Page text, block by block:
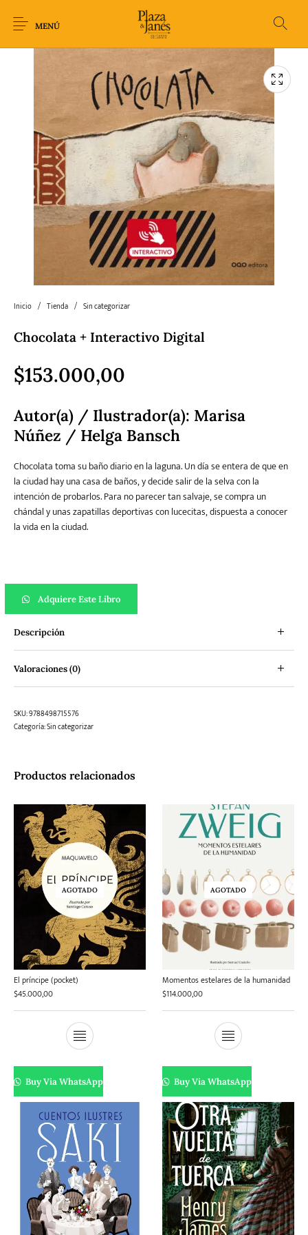
MENÚ
Arqueología Arte Biografía
Ciencia Crimen Thriller Cuento Ecolibros
Fantasía Ficción Filosofía
Comic
Literatura infantil
Literatura
Pedagogía
Política Sagas Salud y Bienestar Sin categorizar
Teatro Varios Young Adult
Inicio / Tienda / Sin categorizar
Chocolata + Interactivo Digital
$153.000,00
Autor(a) / Ilustrador(a): Marisa
Núñez / Helga Bansch
Chocolata toma su baño diario en la laguna. Un día se entera de que en
la ciudad hay una casa de baños, y decide salir de la selva con la
intención de probarlos. Para no parecer tan salvaje, se compra un
chándal y unas zapatillas deportivas con lucecitas, dispuesta a conocer
la vida en la ciudad.
Adquiere Este Libro
Descripción
Valoraciones (0)
SKU:9788498715576
Categoría:Sin categorizar
Productos relacionados
AGOTADO
El príncipe (pocket)
$45.000,00
Buy Via WhatsApp
AGOTADO
Momentos estelares de la humanidad
$114.000,00
Buy Via WhatsApp